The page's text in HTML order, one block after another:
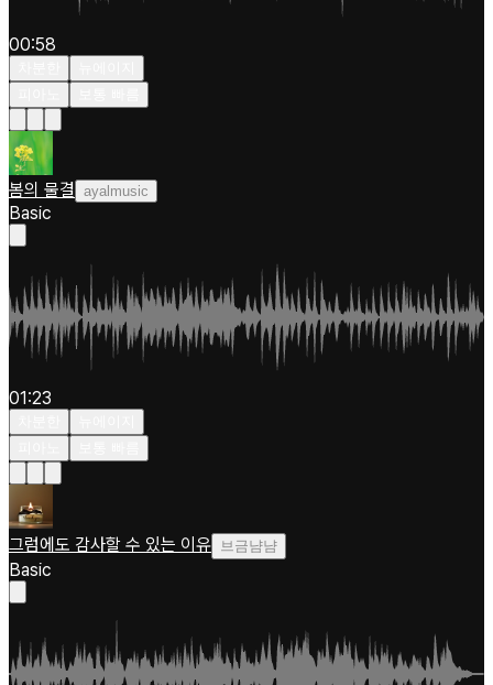
00:58
봄의 물결 ayalmusic
Basic
01:23
그럼에도 감사할 수 있는 이유 브금냠냠
Basic